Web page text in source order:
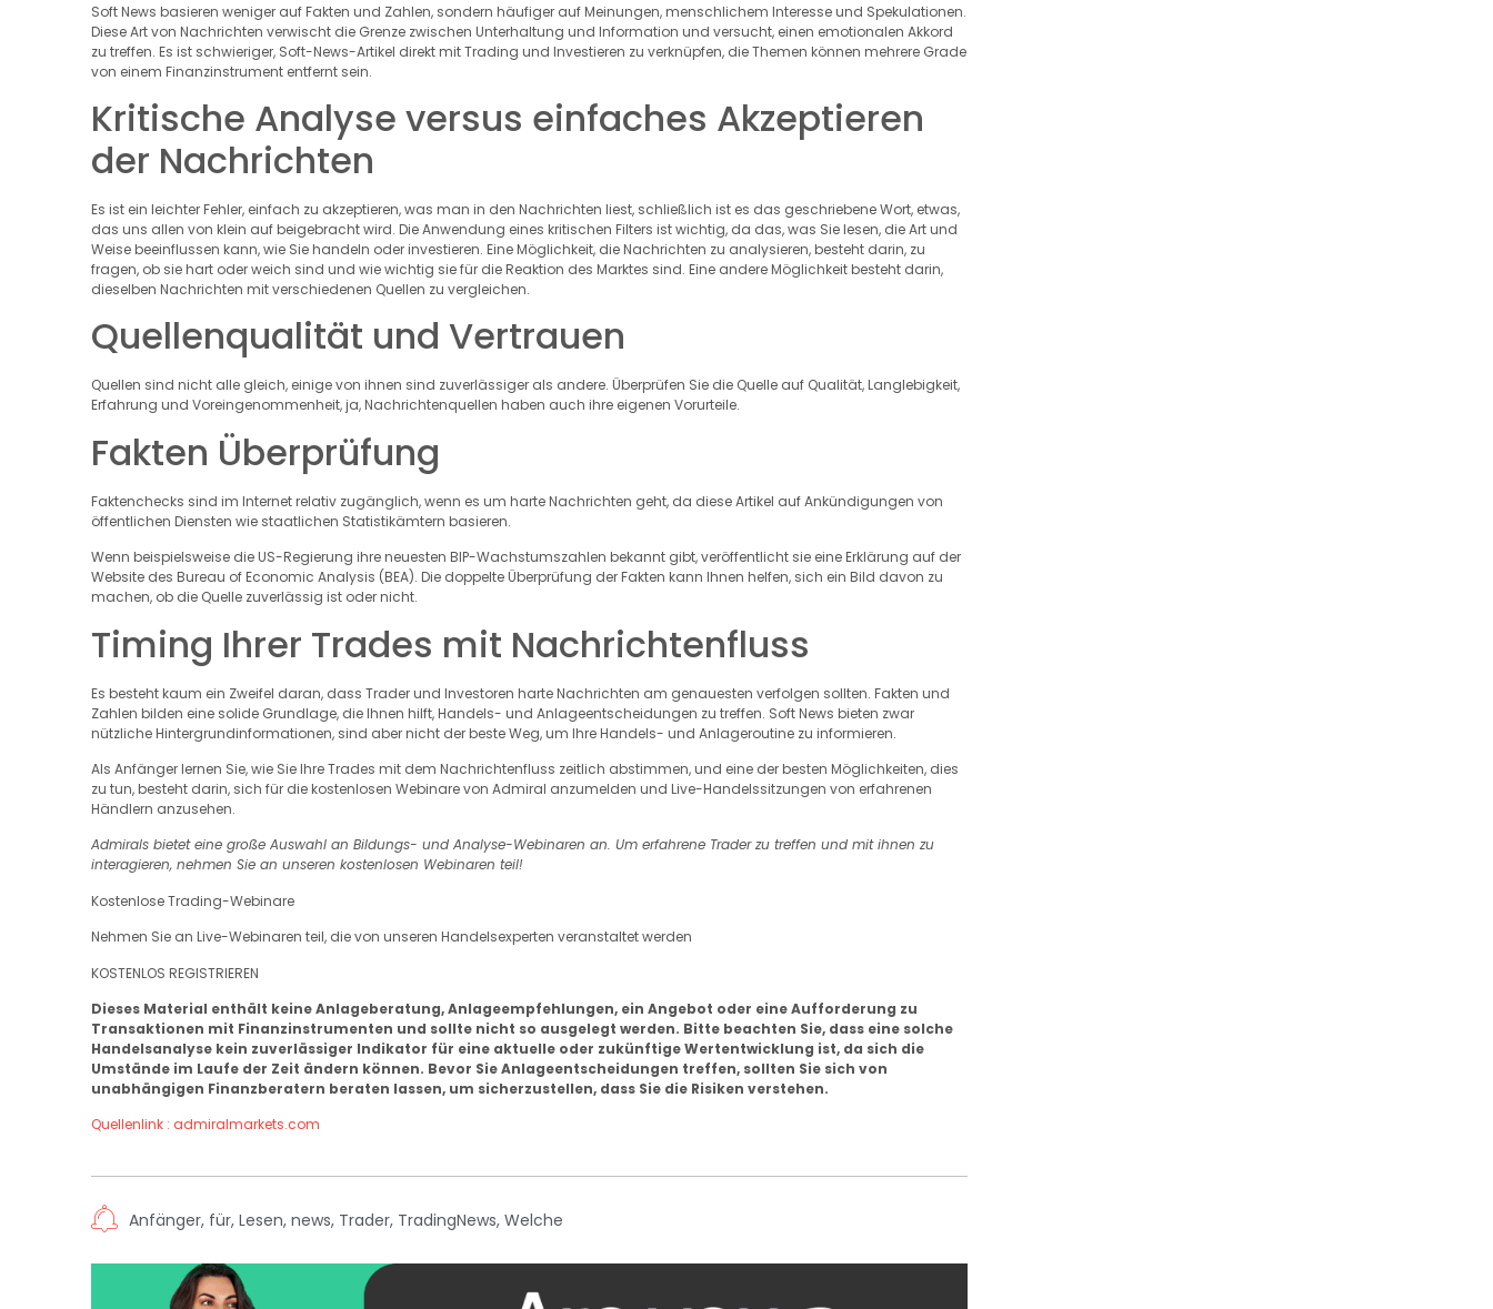
Soft News basieren weniger auf Fakten und Zahlen, sondern häufiger auf Meinungen, menschlichem Interesse und Spekulationen.
Diese Art von Nachrichten verwischt die Grenze zwischen Unterhaltung und Information und versucht, einen emotionalen Akkord
zu treffen. Es ist schwieriger, Soft-News-Artikel direkt mit Trading und Investieren zu verknüpfen, die Themen können mehrere Grade
von einem Finanzinstrument entfernt sein.
Kritische Analyse versus einfaches Akzeptieren
der Nachrichten
Es ist ein leichter Fehler, einfach zu akzeptieren, was man in den Nachrichten liest, schließlich ist es das geschriebene Wort, etwas,
das uns allen von klein auf beigebracht wird. Die Anwendung eines kritischen Filters ist wichtig, da das, was Sie lesen, die Art und
Weise beeinflussen kann, wie Sie handeln oder investieren. Eine Möglichkeit, die Nachrichten zu analysieren, besteht darin, zu
fragen, ob sie hart oder weich sind und wie wichtig sie für die Reaktion des Marktes sind. Eine andere Möglichkeit besteht darin,
dieselben Nachrichten mit verschiedenen Quellen zu vergleichen.
Quellenqualität und Vertrauen
Quellen sind nicht alle gleich, einige von ihnen sind zuverlässiger als andere. Überprüfen Sie die Quelle auf Qualität, Langlebigkeit,
Erfahrung und Voreingenommenheit, ja, Nachrichtenquellen haben auch ihre eigenen Vorurteile.
Fakten Überprüfung
Faktenchecks sind im Internet relativ zugänglich, wenn es um harte Nachrichten geht, da diese Artikel auf Ankündigungen von
öffentlichen Diensten wie staatlichen Statistikämtern basieren.
Wenn beispielsweise die US-Regierung ihre neuesten BIP-Wachstumszahlen bekannt gibt, veröffentlicht sie eine Erklärung auf der
Website des Bureau of Economic Analysis (BEA). Die doppelte Überprüfung der Fakten kann Ihnen helfen, sich ein Bild davon zu
machen, ob die Quelle zuverlässig ist oder nicht.
Timing Ihrer Trades mit Nachrichtenfluss
Es besteht kaum ein Zweifel daran, dass Trader und Investoren harte Nachrichten am genauesten verfolgen sollten. Fakten und
Zahlen bilden eine solide Grundlage, die Ihnen hilft, Handels- und Anlageentscheidungen zu treffen. Soft News bieten zwar
nützliche Hintergrundinformationen, sind aber nicht der beste Weg, um Ihre Handels- und Anlageroutine zu informieren.
Als Anfänger lernen Sie, wie Sie Ihre Trades mit dem Nachrichtenfluss zeitlich abstimmen, und eine der besten Möglichkeiten, dies
zu tun, besteht darin, sich für die kostenlosen Webinare von Admiral anzumelden und Live-Handelssitzungen von erfahrenen
Händlern anzusehen.
Admirals bietet eine große Auswahl an Bildungs- und Analyse-Webinaren an. Um erfahrene Trader zu treffen und mit ihnen zu
interagieren, nehmen Sie an unseren kostenlosen Webinaren teil!
Kostenlose Trading-Webinare
Nehmen Sie an Live-Webinaren teil, die von unseren Handelsexperten veranstaltet werden
KOSTENLOS REGISTRIEREN
Dieses Material enthält keine Anlageberatung, Anlageempfehlungen, ein Angebot oder eine Aufforderung zu
Transaktionen mit Finanzinstrumenten und sollte nicht so ausgelegt werden. Bitte beachten Sie, dass eine solche
Handelsanalyse kein zuverlässiger Indikator für eine aktuelle oder zukünftige Wertentwicklung ist, da sich die
Umstände im Laufe der Zeit ändern können. Bevor Sie Anlageentscheidungen treffen, sollten Sie sich von
unabhängigen Finanzberatern beraten lassen, um sicherzustellen, dass Sie die Risiken verstehen.
Quellenlink : admiralmarkets.com
Anfänger, für, Lesen, news, Trader, TradingNews, Welche